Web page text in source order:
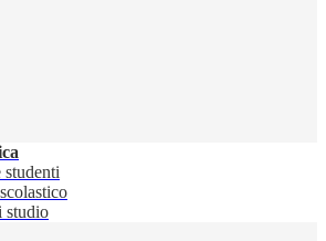
studenti
studio